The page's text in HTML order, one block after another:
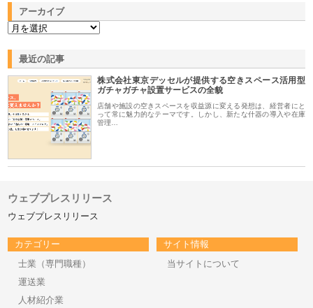
アーカイブ
最近の記事
株式会社東京デッセルが提供する空きスペース活用型
ガチャガチャ設置サービスの全貌
店舗や施設の空きスペースを収益源に変える発想は、経営者にと
って常に魅力的なテーマです。しかし、新たな什器の導入や在庫
管理…
ウェブプレスリリース
ウェブプレスリリース
カテゴリー
士業（専門職種）
運送業
人材紹介業
サイト情報
当サイトについて